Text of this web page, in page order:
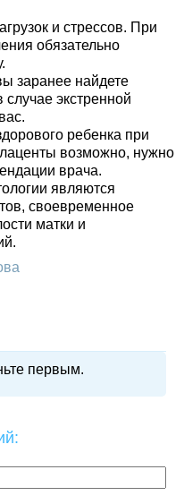
и стрессов. При
обязательно
заранее найдете
экстренной
ребенка при
возможно, нужно
врача.
являются
своевременное
матки и
первым.